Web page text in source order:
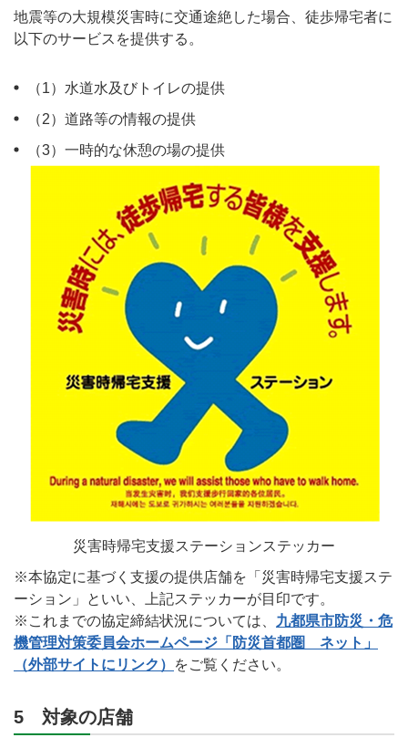
地震等の大規模災害時に交通途絶した場合、徒歩帰宅者に
以下のサービスを提供する。
（1）水道水及びトイレの提供
（2）道路等の情報の提供
（3）一時的な休憩の場の提供
災害時帰宅支援ステーションステッカー
※本協定に基づく支援の提供店舗を「災害時帰宅支援ステ
ーション」といい、上記ステッカーが目印です。
※これまでの協定締結状況については、 九都県市防災・危
機管理対策委員会ホームページ「防災首都圏 ネット」
（外部サイトにリンク）
をご覧ください。
5 対象の店舗